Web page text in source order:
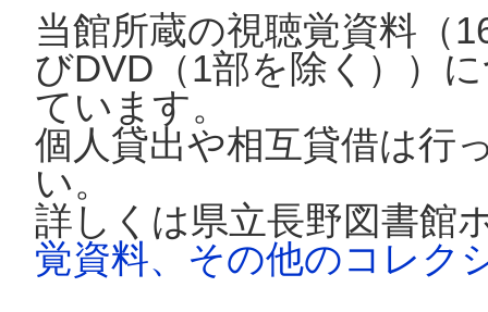
当館所蔵の視聴覚資料（
びDVD（1部を除く））
ています。
個人貸出や相互貸借は行
い。
詳しくは県立長野図書館
覚資料、その他のコレク